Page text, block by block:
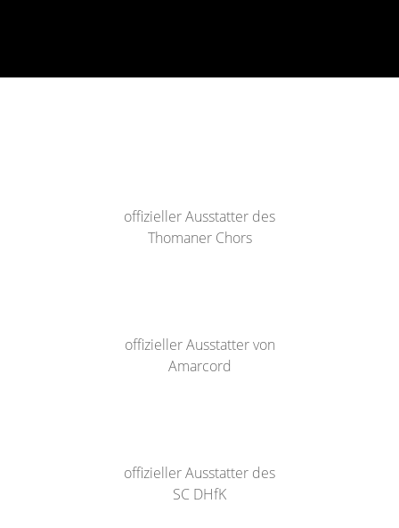
offizieller Ausstatter des
Thomaner Chors
offizieller Ausstatter von
Amarcord
offizieller Ausstatter des
SC DHfK